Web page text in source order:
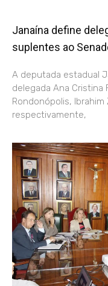
Janaína define
suplentes ao
A deputada estadual
delegada Ana Cristina
Rondonópolis, Ibrahim
respectivamente,